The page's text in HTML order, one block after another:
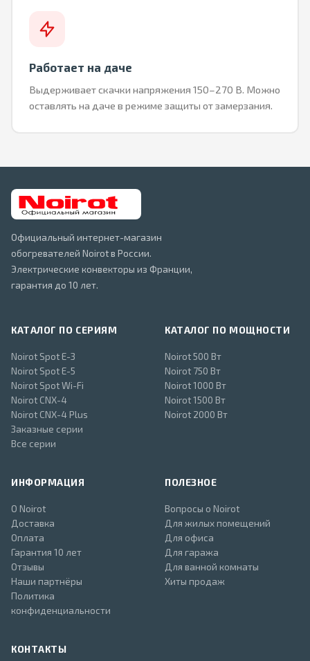
Работает на даче
Выдерживает скачки напряжения 150–270 В. Можно
оставлять на даче в режиме защиты от замерзания.
Официальный интернет-магазин
обогревателей Noirot в России.
Электрические конвекторы из Франции,
гарантия до 10 лет.
КАТАЛОГ ПО СЕРИЯМ
Noirot Spot E-3
Noirot Spot E-5
Noirot Spot Wi-Fi
Noirot CNX-4
Noirot CNX-4 Plus
Заказные серии
Все серии
КАТАЛОГ ПО МОЩНОСТИ
Noirot 500 Вт
Noirot 750 Вт
Noirot 1000 Вт
Noirot 1500 Вт
Noirot 2000 Вт
ИНФОРМАЦИЯ
О Noirot
Доставка
Оплата
Гарантия 10 лет
Отзывы
Наши партнёры
Политика
конфиденциальности
ПОЛЕЗНОЕ
Вопросы о Noirot
Для жилых помещений
Для офиса
Для гаража
Для ванной комнаты
Хиты продаж
КОНТАКТЫ